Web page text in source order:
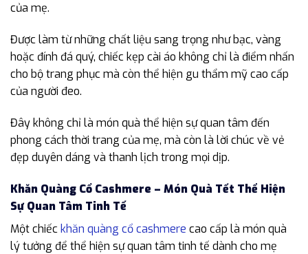
của mẹ.
Được làm từ những chất liệu sang trọng như bạc, vàng
hoặc đính đá quý, chiếc kẹp cài áo không chỉ là điểm nhấn
cho bộ trang phục mà còn thể hiện gu thẩm mỹ cao cấp
của người đeo.
Đây không chỉ là món quà thể hiện sự quan tâm đến
phong cách thời trang của mẹ, mà còn là lời chúc về vẻ
đẹp duyên dáng và thanh lịch trong mọi dịp.
Khăn Quàng Cổ Cashmere – Món Quà Tết Thể Hiện
Sự Quan Tâm Tinh Tế
Một chiếckhăn quàng cổ cashmere cao cấp là món quà
lý tưởng để thể hiện sự quan tâm tinh tế dành cho mẹ